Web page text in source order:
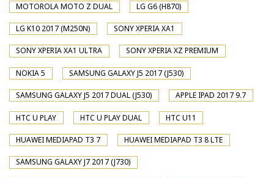
MOTOROLA MOTO Z DUAL LG G6 (H870)
LG K10 2017 (M250N) SONY XPERIA XA1
SONY XPERIA XA1 ULTRA SONY XPERIA XZ PREMIUM
NOKIA 5 SAMSUNG GALAXY J5 2017 (J530)
SAMSUNG GALAXY J5 2017 DUAL (J530) APPLE IPAD 2017 9.7
HTC U PLAY HTC U PLAY DUAL HTC U11
HUAWEI MEDIAPAD T3 7 HUAWEI MEDIAPAD T3 8 LTE
SAMSUNG GALAXY J7 2017 (J730)